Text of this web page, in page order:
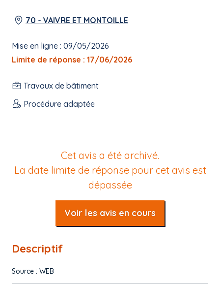
70 - VAIVRE ET MONTOILLE
Mise en ligne : 09/05/2026
Limite de réponse : 17/06/2026
Travaux de bâtiment
Procédure adaptée
Cet avis a été archivé.
La date limite de réponse pour cet avis est
dépassée
Voir les avis en cours
Descriptif
Source : WEB